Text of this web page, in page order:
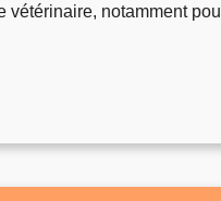
notamment